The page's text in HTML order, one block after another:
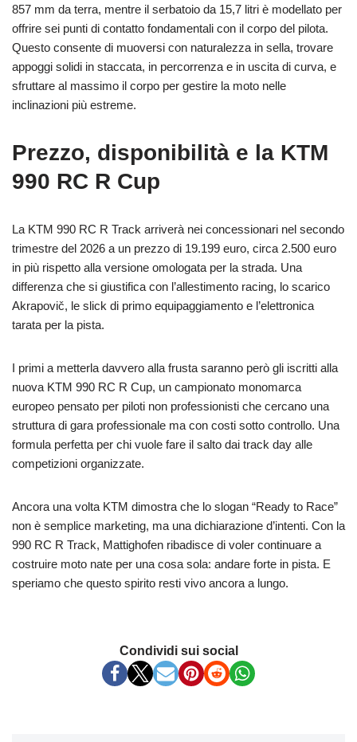
857 mm da terra, mentre il serbatoio da 15,7 litri è modellato per
offrire sei punti di contatto fondamentali con il corpo del pilota.
Questo consente di muoversi con naturalezza in sella, trovare
appoggi solidi in staccata, in percorrenza e in uscita di curva, e
sfruttare al massimo il corpo per gestire la moto nelle
inclinazioni più estreme.
Prezzo, disponibilità e la KTM
990 RC R Cup
La KTM 990 RC R Track arriverà nei concessionari nel secondo
trimestre del 2026 a un prezzo di 19.199 euro, circa 2.500 euro
in più rispetto alla versione omologata per la strada. Una
differenza che si giustifica con l’allestimento racing, lo scarico
Akrapovič, le slick di primo equipaggiamento e l’elettronica
tarata per la pista.
I primi a metterla davvero alla frusta saranno però gli iscritti alla
nuova KTM 990 RC R Cup, un campionato monomarca
europeo pensato per piloti non professionisti che cercano una
struttura di gara professionale ma con costi sotto controllo. Una
formula perfetta per chi vuole fare il salto dai track day alle
competizioni organizzate.
Ancora una volta KTM dimostra che lo slogan “Ready to Race”
non è semplice marketing, ma una dichiarazione d’intenti. Con la
990 RC R Track, Mattighofen ribadisce di voler continuare a
costruire moto nate per una cosa sola: andare forte in pista. E
speriamo che questo spirito resti vivo ancora a lungo.
Condividi sui social